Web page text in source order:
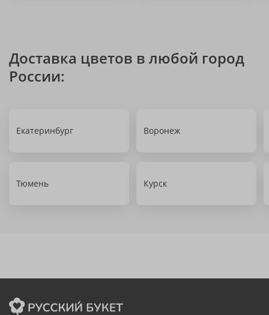
Доставка цветов в любой город
России:
Екатеринбург Воронеж
Тюмень Курск